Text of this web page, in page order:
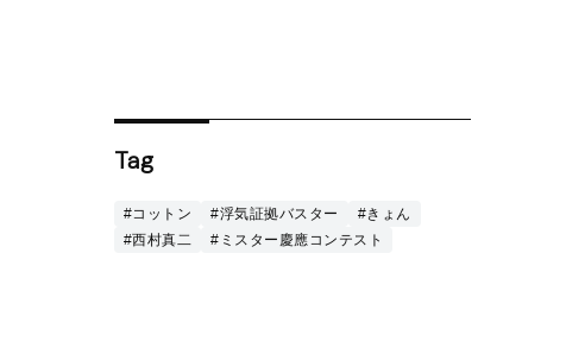
Tag
#コットン #浮気証拠バスター
#きょん
#西村真二
#ミスター慶應コンテスト